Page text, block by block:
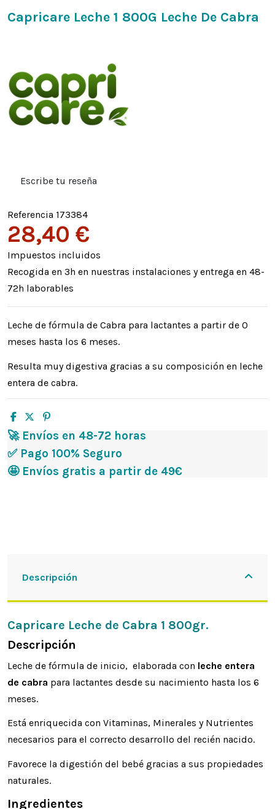
Capricare Leche 1 800G Leche De Cabra
Escribe tu reseña
Referencia 173384
28,40 €
Impuestos incluidos
Recogida en 3h en nuestras instalaciones y entrega en 48-
72h laborables
Leche de fórmula de Cabra para lactantes a partir de 0
meses hasta los 6 meses.
Resulta muy digestiva gracias a su composición en leche
entera de cabra.
🚀 Envíos en 48-72 horas
✅ Pago 100% Seguro
🤩 Envíos gratis a partir de 49€
Descripción
Capricare Leche de Cabra 1 800gr.
Descripción
Leche de fórmula de inicio, elaborada con leche entera
de cabra para lactantes desde su nacimiento hasta los 6
meses.
Está enriquecida con Vitaminas, Minerales y Nutrientes
necesarios para el correcto desarrollo del recién nacido.
Favorece la digestión del bebé gracias a sus propiedades
naturales.
Ingredientes